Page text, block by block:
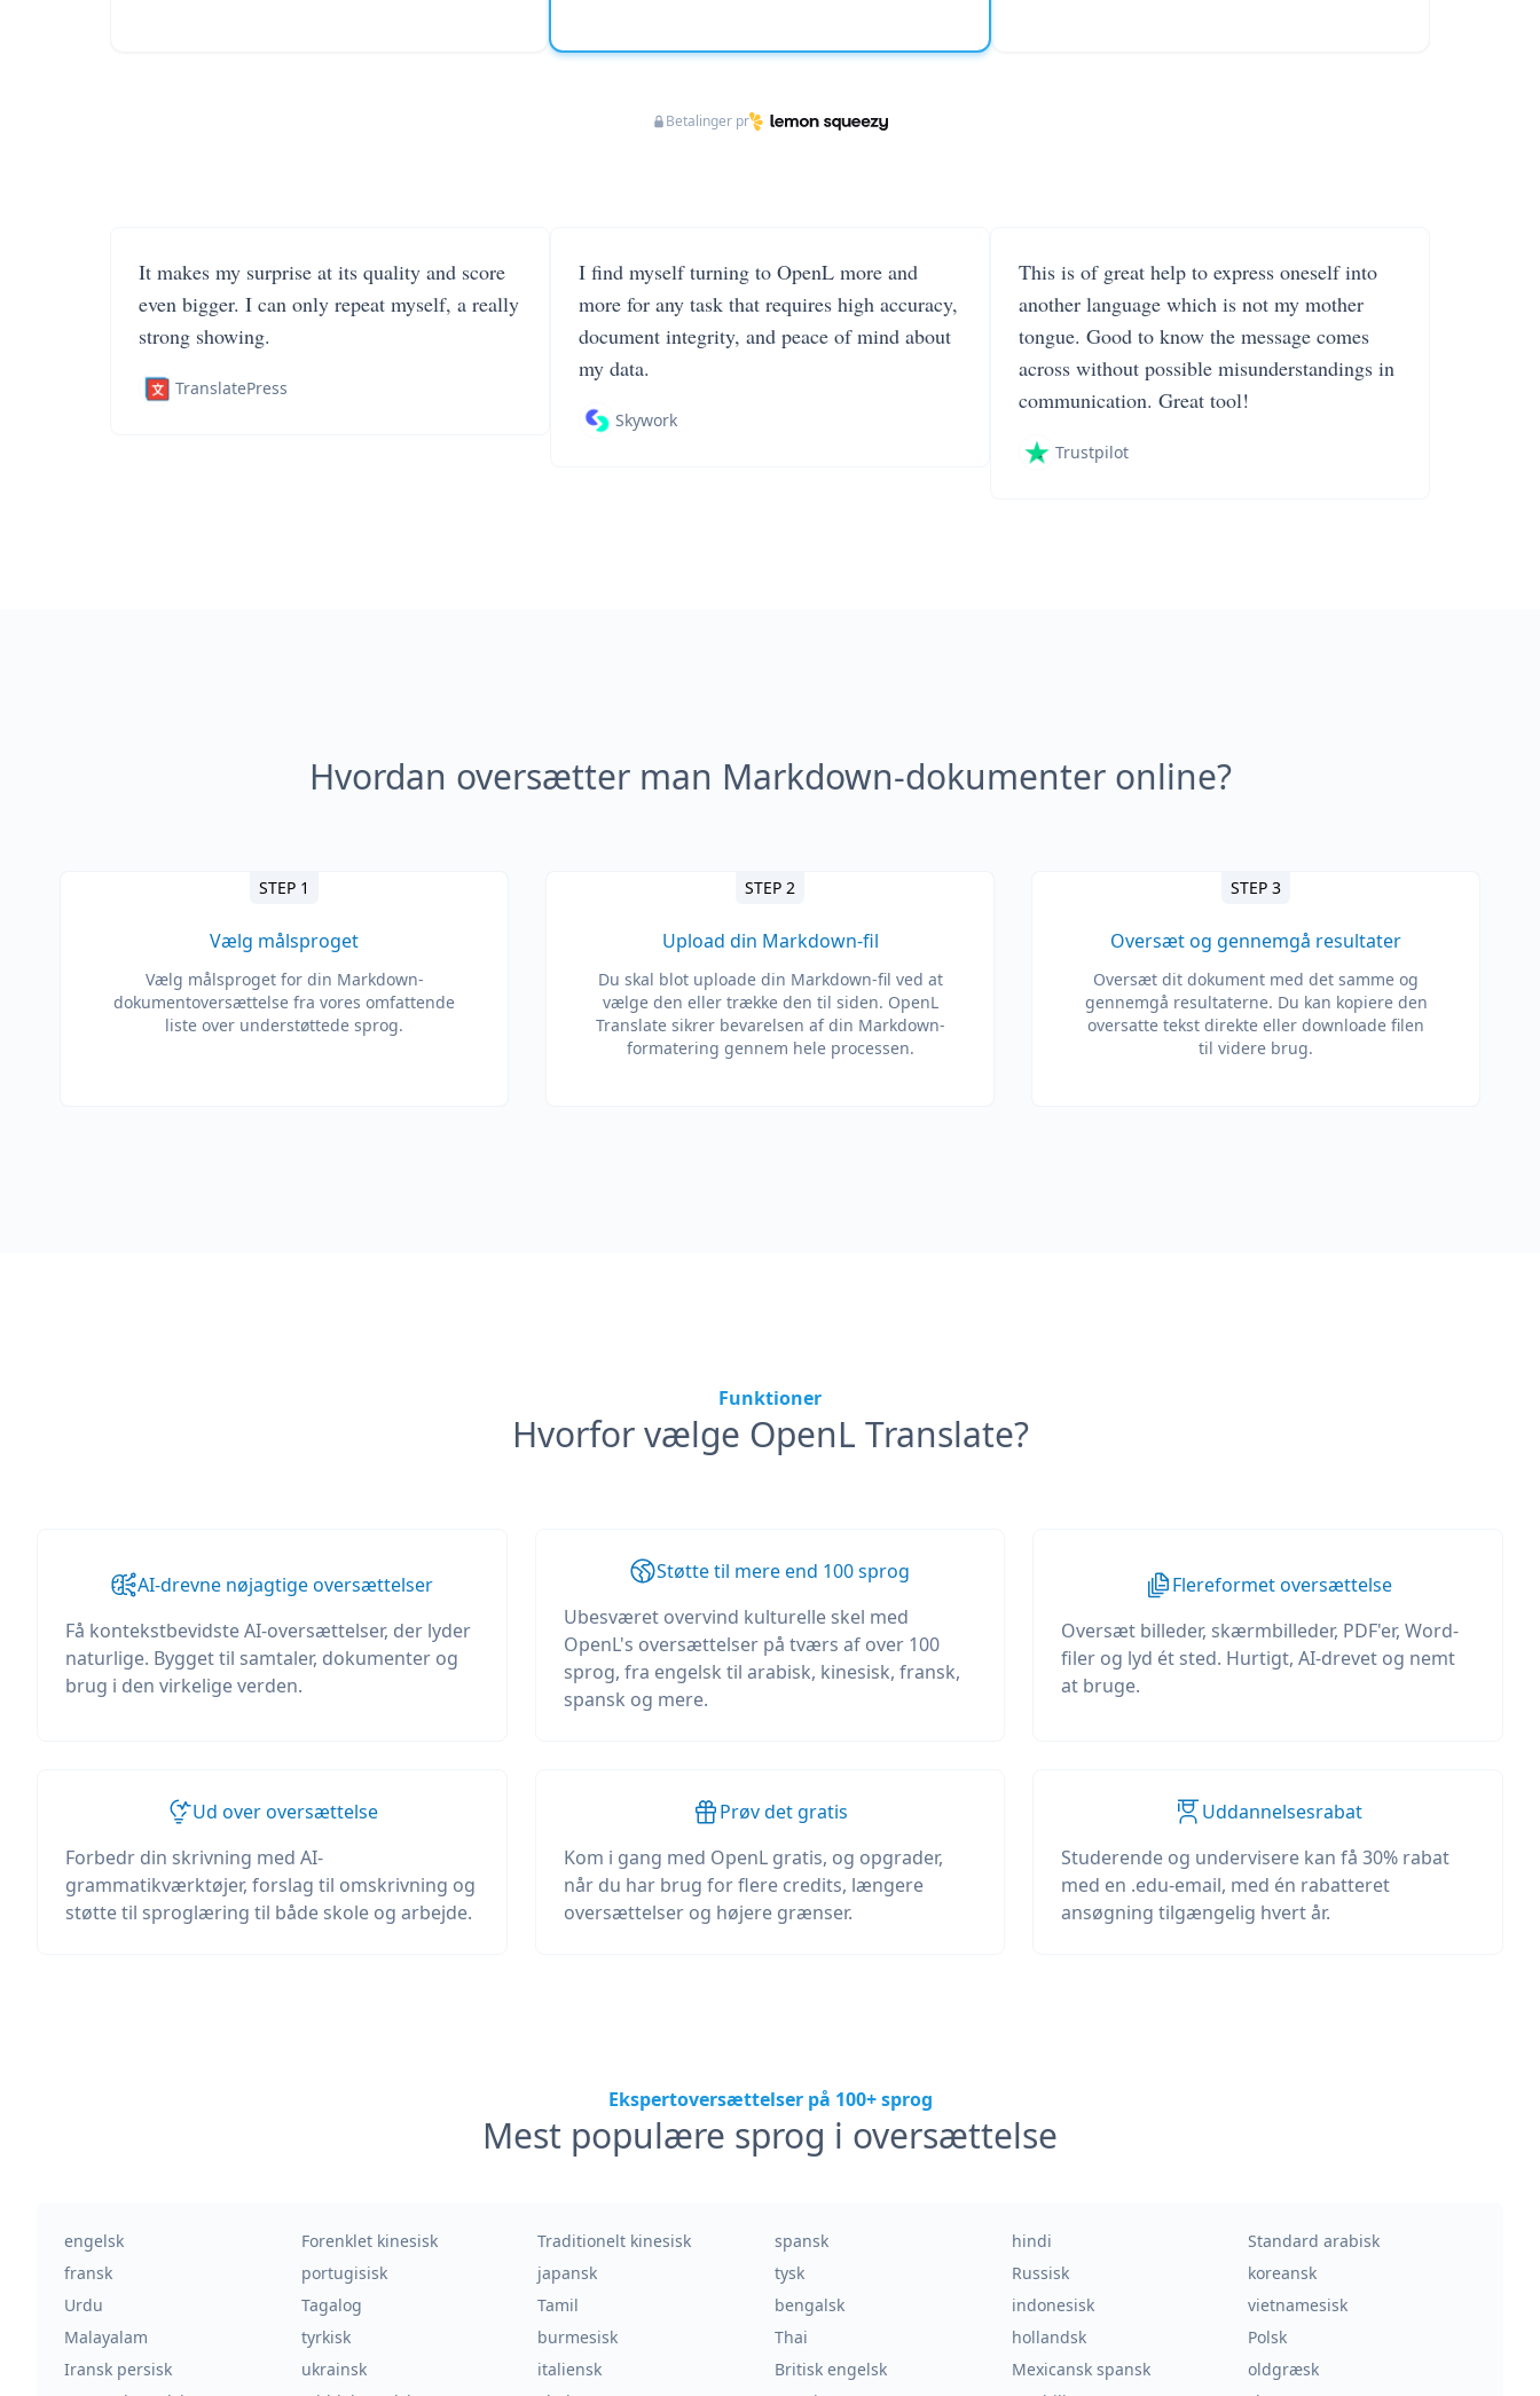
Betalinger pr
It makes my surprise at its quality and score
even bigger. I can only repeat myself, a really
strong showing.
TranslatePress
I find myself turning to OpenL more and
more for any task that requires high accuracy,
document integrity, and peace of mind about
my data.
Skywork
This is of great help to express oneself into
another language which is not my mother
tongue. Good to know the message comes
across without possible misunderstandings in
communication. Great tool!
Trustpilot
Hvordan oversætter man Markdown-dokumenter online?
STEP 1
Vælg målsproget
Vælg målsproget for din Markdown-
dokumentoversættelse fra vores omfattende
liste over understøttede sprog.
STEP 2
Upload din Markdown-fil
Du skal blot uploade din Markdown-fil ved at
vælge den eller trække den til siden. OpenL
Translate sikrer bevarelsen af ​​din Markdown-
formatering gennem hele processen.
STEP 3
Oversæt og gennemgå resultater
Oversæt dit dokument med det samme og
gennemgå resultaterne. Du kan kopiere den
oversatte tekst direkte eller downloade filen
til videre brug.
Funktioner
Hvorfor vælge OpenL Translate?
AI-drevne nøjagtige oversættelser
Få kontekstbevidste AI-oversættelser, der lyder
naturlige. Bygget til samtaler, dokumenter og
brug i den virkelige verden.
Støtte til mere end 100 sprog
Ubesværet overvind kulturelle skel med
OpenL's oversættelser på tværs af over 100
sprog, fra engelsk til arabisk, kinesisk, fransk,
spansk og mere.
Flereformet oversættelse
Oversæt billeder, skærmbilleder, PDF'er, Word-
filer og lyd ét sted. Hurtigt, AI-drevet og nemt
at bruge.
Ud over oversættelse
Forbedr din skrivning med AI-
grammatikværktøjer, forslag til omskrivning og
støtte til sproglæring til både skole og arbejde.
Prøv det gratis
Kom i gang med OpenL gratis, og opgrader,
når du har brug for flere credits, længere
oversættelser og højere grænser.
Uddannelsesrabat
Studerende og undervisere kan få 30% rabat
med en .edu-email, med én rabatteret
ansøgning tilgængelig hvert år.
Ekspertoversættelser på 100+ sprog
Mest populære sprog i oversættelse
engelsk Forenklet kinesisk Traditionelt kinesisk spansk hindi
Standard arabisk
fransk
portugisisk japansk tysk Russisk
koreansk
Urdu
Tagalog Tamil bengalsk indonesisk
vietnamesisk
Malayalam
tyrkisk burmesisk Thai hollandsk
Polsk
Iransk persisk
ukrainsk italiensk Britisk engelsk Mexicansk spansk
oldgræsk